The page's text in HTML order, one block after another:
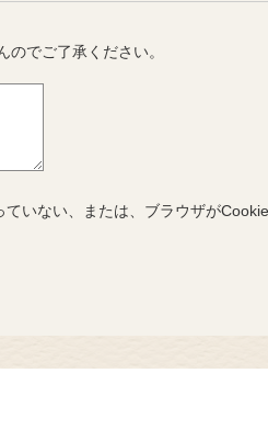
でご了承ください。
いない、または、ブラウザが